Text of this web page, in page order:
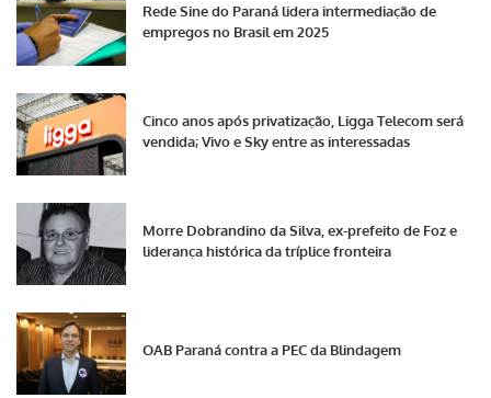
Rede Sine do Paraná lidera intermediação de
empregos no Brasil em 2025
Cinco anos após privatização, Ligga Telecom será
vendida; Vivo e Sky entre as interessadas
Morre Dobrandino da Silva, ex-prefeito de Foz e
liderança histórica da tríplice fronteira
OAB Paraná contra a PEC da Blindagem